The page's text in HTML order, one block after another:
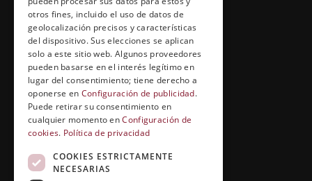
Cuídate con Grupo Esneca
Entrevistas profesionales
EL RINCÓN DEL ALUMNO
Conócenos
Preguntas y respuestas
Clases virtuales
otros fines, incluido el uso de datos de
geolocalización precisos y características
del dispositivo. Sus elecciones se aplican
solo a este sitio web. Algunos proveedores
pueden basarse en el interés legítimo en
lugar del consentimiento; tiene derecho a
oponerse en Configuración de publicidad.
Puede retirar su consentimiento en
cualquier momento enConfiguración de
cookies. Política de privacidad
COOKIES ESTRICTAMENTE
NECESARIAS